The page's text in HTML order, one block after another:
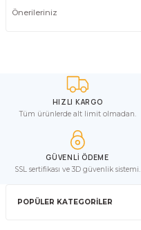
Önerileriniz
HIZLI KARGO
Tüm ürünlerde alt limit olmadan.
GÜVENLİ ÖDEME
SSL sertifikası ve 3D güvenlik sistemi.
POPÜLER KATEGORİLER